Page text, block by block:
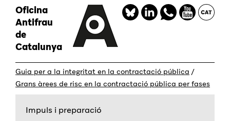
contingut
Oficina
Antifrau
de
Catalunya
Redes
Guia per a la integritat en la contractació pública /
Grans àrees de risc en la contractació pública per fases
Impuls i preparació